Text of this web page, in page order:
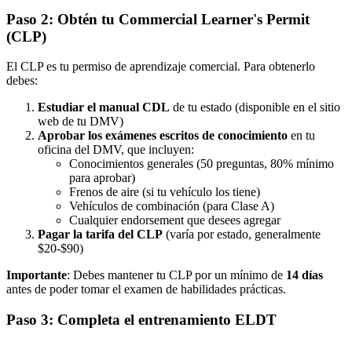
Paso 2: Obtén tu Commercial Learner's Permit
(CLP)
El CLP es tu permiso de aprendizaje comercial. Para obtenerlo
debes:
Estudiar el manual CDL de tu estado (disponible en el sitio
web de tu DMV)
Aprobar los exámenes escritos de conocimiento en tu
oficina del DMV, que incluyen:
Conocimientos generales (50 preguntas, 80% mínimo
para aprobar)
Frenos de aire (si tu vehículo los tiene)
Vehículos de combinación (para Clase A)
Cualquier endorsement que desees agregar
Pagar la tarifa del CLP (varía por estado, generalmente
$20-$90)
Importante: Debes mantener tu CLP por un mínimo de 14 días
antes de poder tomar el examen de habilidades prácticas.
Paso 3: Completa el entrenamiento ELDT